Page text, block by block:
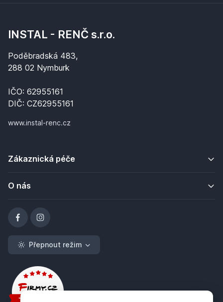
INSTAL - RENČ s.r.o.
Poděbradská 483,
288 02 Nymburk
IČO: 62955161
DIČ: CZ62955161
www.instal-renc.cz
Zákaznická péče
O nás
Přepnout režim